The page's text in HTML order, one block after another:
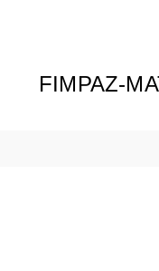
FIMPAZ-